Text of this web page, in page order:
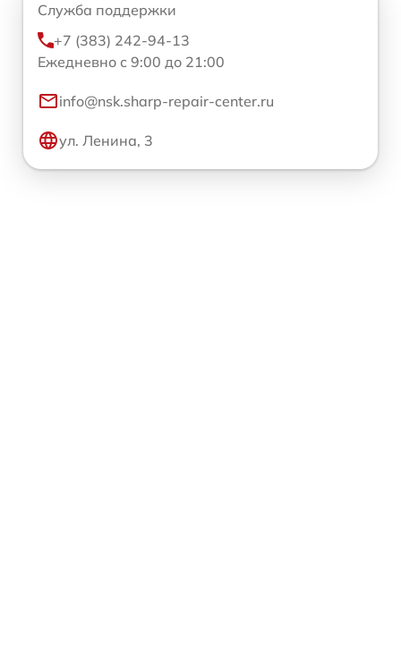
Служба поддержки
+7 (383) 242-94-13
Ежедневно с 9:00 до 21:00
info@nsk.sharp-repair-center.ru
ул. Ленина, 3